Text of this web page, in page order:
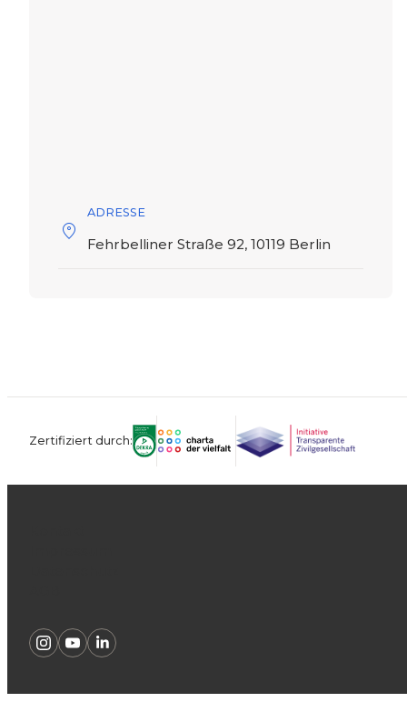
ADRESSE
Fehrbelliner Straße 92, 10119 Berlin
Zertifiziert durch: